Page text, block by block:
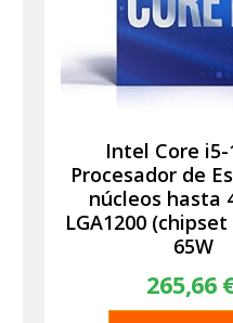
Intel Core i5-
Procesador de
núcleos hasta
LGA1200
65W
265,66